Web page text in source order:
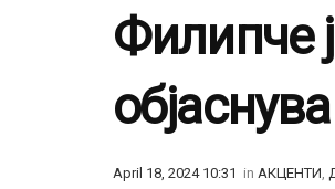
Филипче
April 18, 2024 10:31 in АКЦЕНТИ,